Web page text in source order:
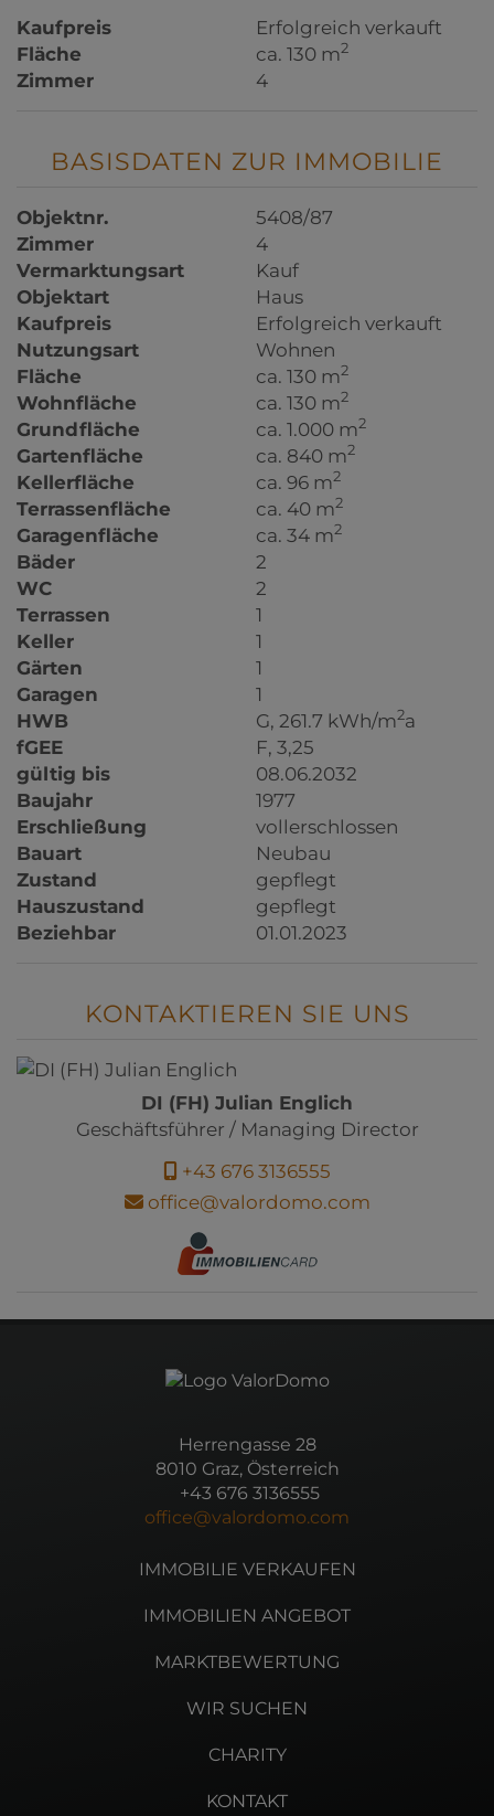
Kaufpreis
Erfolgreich verkauft
Fläche
ca. 130 m2
Zimmer 4
BASISDATEN ZUR IMMOBILIE
Objektnr.
5408/87
Zimmer
4
Vermarktungsart
Kauf
Objektart
Haus
Kaufpreis
Erfolgreich verkauft
Nutzungsart
Wohnen
Fläche
ca. 130 m2
Wohnfläche ca. 130 m2
Grundfläche ca. 1.000 m2
Gartenfläche ca. 840 m2
Kellerfläche ca. 96 m2
Terrassenfläche ca. 40 m2
Garagenfläche ca. 34 m2
Bäder
2
WC
2
Terrassen
1
Keller
1
Gärten
1
Garagen
1
HWB
G, 261.7 kWh/m2a
fGEE
F, 3,25
gültig bis
08.06.2032
Baujahr
1977
Erschließung
vollerschlossen
Bauart
Neubau
Zustand
gepflegt
Hauszustand
gepflegt
Beziehbar
01.01.2023
KONTAKTIEREN SIE UNS
DI (FH) Julian Englich
Geschäftsführer / Managing Director
+43 676 3136555
office@valordomo.com
Herrengasse 28
8010 Graz, Österreich
+43 676 3136555
office@valordomo.com
IMMOBILIE VERKAUFEN
IMMOBILIEN ANGEBOT
MARKTBEWERTUNG
WIR SUCHEN
CHARITY
KONTAKT